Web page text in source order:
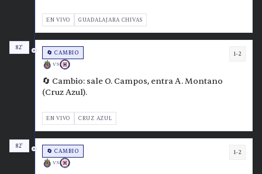
EN VIVO GUADALAJARA CHIVAS
82'
🔄 CAMBIO
VS
1-2
🔄 Cambio: sale O. Campos, entra A. Montano
(Cruz Azul).
EN VIVO CRUZ AZUL
82'
🔄 CAMBIO
VS
1-2